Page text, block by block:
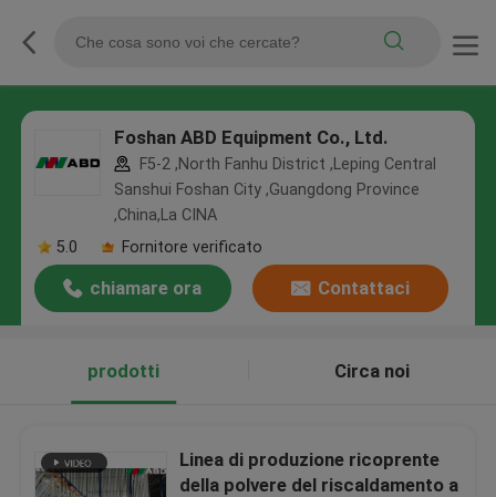
Foshan ABD Equipment Co., Ltd.
F5-2 ,North Fanhu District ,Leping Central
Sanshui Foshan City ,Guangdong Province
,China,La CINA
5.0
Fornitore verificato
chiamare ora Contattaci
prodotti Circa noi
Linea di produzione ricoprente
della polvere del riscaldamento a